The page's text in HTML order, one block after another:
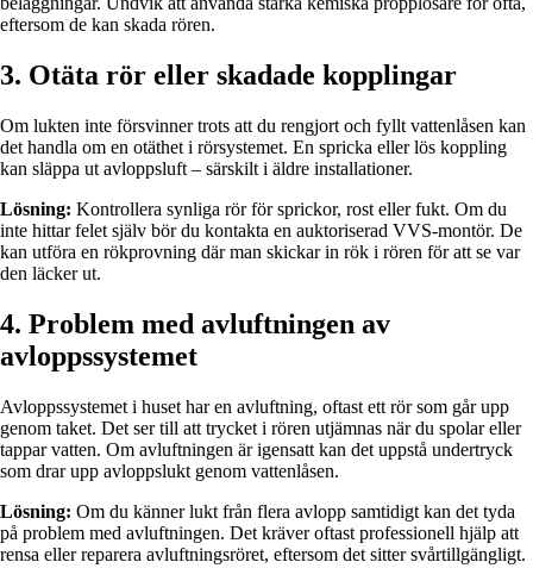
eftersom de kan skada rören.
3. Otäta rör eller skadade kopplingar
Om lukten inte försvinner trots att du rengjort och fyllt vattenlåsen kan
det handla om en otäthet i rörsystemet. En spricka eller lös koppling
kan släppa ut avloppsluft – särskilt i äldre installationer.
Lösning: Kontrollera synliga rör för sprickor, rost eller fukt. Om du
inte hittar felet själv bör du kontakta en auktoriserad VVS-montör. De
kan utföra en rökprovning där man skickar in rök i rören för att se var
den läcker ut.
4. Problem med avluftningen av
avloppssystemet
Avloppssystemet i huset har en avluftning, oftast ett rör som går upp
genom taket. Det ser till att trycket i rören utjämnas när du spolar eller
tappar vatten. Om avluftningen är igensatt kan det uppstå undertryck
som drar upp avloppslukt genom vattenlåsen.
Lösning: Om du känner lukt från flera avlopp samtidigt kan det tyda
på problem med avluftningen. Det kräver oftast professionell hjälp att
rensa eller reparera avluftningsröret, eftersom det sitter svårtillgängligt.